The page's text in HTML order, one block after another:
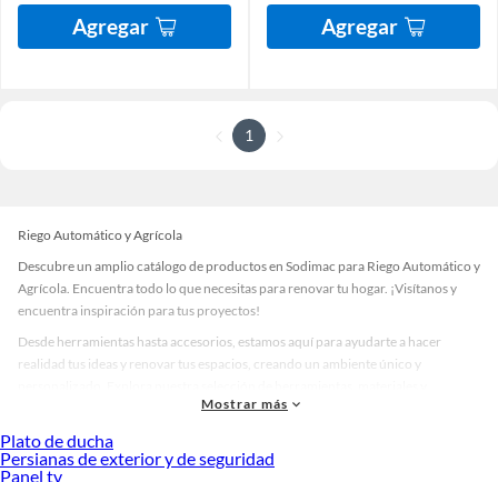
Agregar Agregar
1
Riego Automático y Agrícola
Descubre un amplio catálogo de productos en Sodimac para Riego Automático y
Agrícola. Encuentra todo lo que necesitas para renovar tu hogar. ¡Visítanos y
encuentra inspiración para tus proyectos!
Desde herramientas hasta accesorios, estamos aquí para ayudarte a hacer
realidad tus ideas y renovar tus espacios, creando un ambiente único y
accesorios de calidad que te ayudarán a crear un espacio más tú.
Desde remodelaciones hasta proyectos de decoración, estamos aquí para hacer
tus ideas realidad. ¡Visítanos y encuentra todo lo que tenemos para ofrecerte en
Mostrar más
Plato de ducha
Persianas de exterior y de seguridad
Panel tv